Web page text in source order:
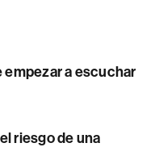
empezar a escuchar
riesgo de una